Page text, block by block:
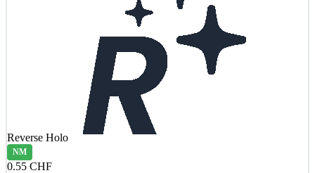
Reverse Holo
NM
0.55 CHF